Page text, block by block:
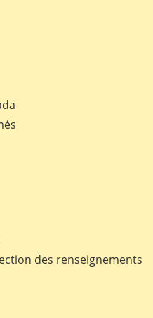
des renseignements